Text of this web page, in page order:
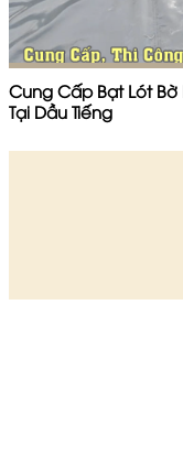
Cung Cấp Bạt Lót Bờ
Tại Dầu Tiếng